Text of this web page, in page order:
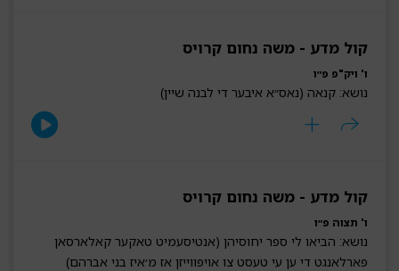
קול מדע - משה נחום קרויס
ו' ויק"פ פ״ו
נושא: קנאה (נאס״א איבער די לבנה שיין)
קול מדע - משה נחום קרויס
ו' תצוה פ״ו
נושא: הביאו לי ספר יחוסיהן (אנטיסעמיט טאקער קאלארסאן
פארלאנגט די ען עי טעסט צו אויפווייזן אז מ׳איז בני אברהם)